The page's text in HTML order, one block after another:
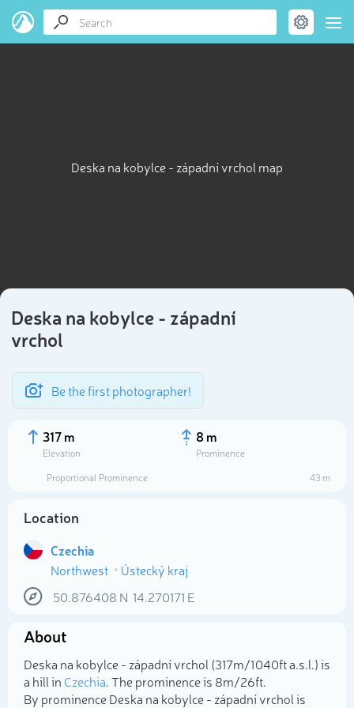
Deska na kobylce - západní vrchol map
Deska na kobylce - západní
vrchol
Be the first photographer!
317 m
Elevation
8 m
Prominence
Proportional Prominence
43 m
Location
Czechia
Northwest
Ústecký kraj
50.876408 N 14.270171 E
About
Deska na kobylce - západní vrchol (317m/1 040ft a.s.l.) is
a hill in Czechia. The prominence is 8m/26ft.
By prominence Deska na kobylce - západní vrchol is